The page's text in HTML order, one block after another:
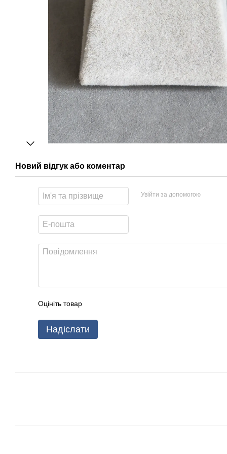
Новий відгук або коментар
Увійти за допомогою
Оцініть товар
Надіслати